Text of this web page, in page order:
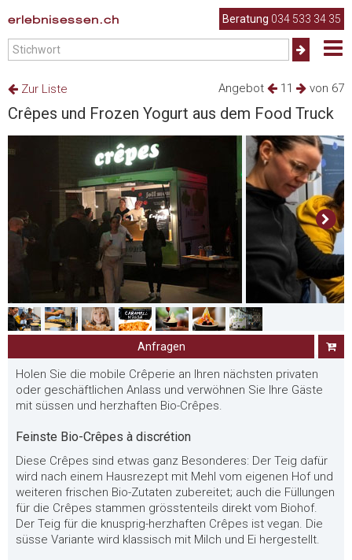
erlebnisessen.ch Beratung 034 533 34 35
Angebot 11 von 67
Zur Liste
Crêpes und Frozen Yogurt aus dem Food Truck
Anfragen
Holen Sie die mobile Crêperie an Ihren nächsten privaten
oder geschäftlichen Anlass und verwöhnen Sie Ihre Gäste
mit süssen und herzhaften Bio-Crêpes.
Feinste Bio-Crêpes à discrétion
Diese Crêpes sind etwas ganz Besonderes: Der Teig dafür
wird nach einem Hausrezept mit Mehl vom eigenen Hof und
weiteren frischen Bio-Zutaten zubereitet; auch die Füllungen
für die Crêpes stammen grösstenteils direkt vom Biohof.
Der Teig für die knusprig-herzhaften Crêpes ist vegan. Die
süsse Variante wird klassisch mit Milch und Ei hergestellt.